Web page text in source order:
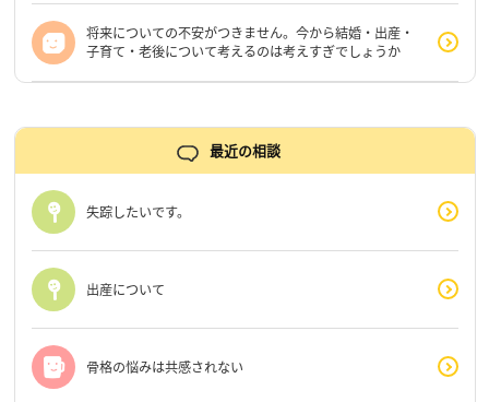
将来についての不安がつきません。今から結婚・出産・
子育て・老後について考えるのは考えすぎでしょうか
最近の相談
失踪したいです。
出産について
骨格の悩みは共感されない